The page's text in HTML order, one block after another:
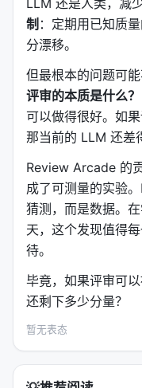
LLM 还是人类，减
制 ：定期用已知质
分漂移。
但最根本的问题可
评审的本质是什么？
可以做得很好。如
那当前的 LLM 还差
Review Arcade 的
成了可测量的实验
猜测，而是数据。
天，这个发现值得
待。
毕竟，如果评审可
还剩下多少分量？
暂无表态